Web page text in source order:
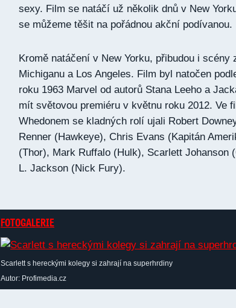
sexy. Film se natáčí už několik dnů v New
se můžeme těšit na pořádnou akční podívanou.
Kromě natáčení v New Yorku, přibudou i scény
Michiganu a Los Angeles. Film byl natočen
roku 1963 Marvel od autorů Stana Leeho a
mít světovou premiéru v květnu roku 2012. Ve
Whedonem se kladných rolí ujali Robert
Renner (Hawkeye), Chris Evans (Kapitán
(Thor), Mark Ruffalo (Hulk), Scarlett Johanson
L. Jackson (Nick Fury).
FOTOGALERIE
Scarlett s hereckými kolegy si zahrají na superhrdiny
Autor: Profimedia.cz